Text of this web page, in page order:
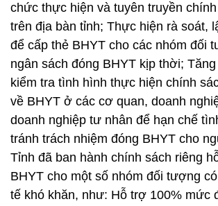
chức thực hiện và tuyên truyền
trên địa bàn tỉnh; Thực hiện rà soát,
để cấp thẻ BHYT cho các nhóm đối
ngân sách đóng BHYT kịp thời;
kiểm tra tình hình thực hiện chính
về BHYT ở các cơ quan, doanh
doanh nghiệp tư nhân để hạn chế
tránh trách nhiệm đóng BHYT cho
Tỉnh đã ban hành chính sách riêng
BHYT cho một số nhóm đối tượng
tế khó khăn, như: Hỗ trợ 100% mức